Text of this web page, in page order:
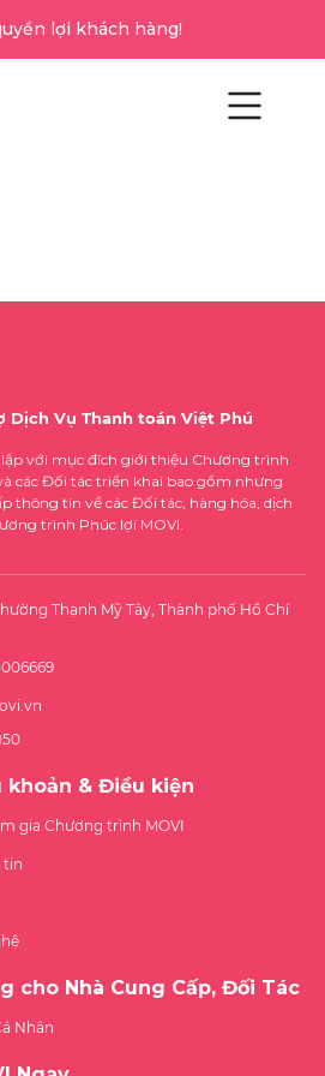
lợi khách hàng!
Dịch Vụ Thanh toán Việt Phú
với mục đích giới thiệu Chương trình
các Đối tác triển khai bao gồm nhưng
thông tin về các Đối tác, hàng hóa, dịch
trình Phúc lợi MOVI.
Thạnh Mỹ Tây, Thành phố Hồ Chí
khoản & Điều kiện
gia Chương trình MOVI
tin
cho Nhà Cung Cấp, Đối Tác
Nhân